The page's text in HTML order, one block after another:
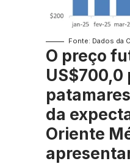
Fonte: Dados da
O preço
da
Oriente